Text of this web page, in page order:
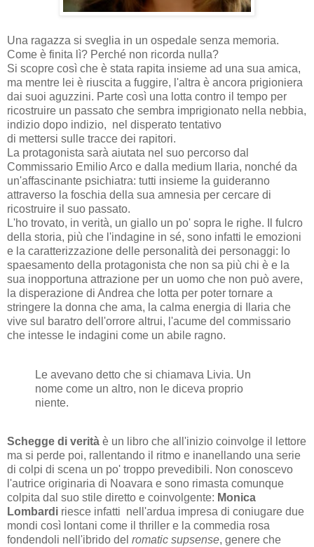
Una ragazza si sveglia in un ospedale senza memoria.
Come è finita lì? Perché non ricorda nulla?
Si scopre così che è stata rapita insieme ad una sua amica,
ma mentre lei è riuscita a fuggire, l'altra è ancora prigioniera
dai suoi aguzzini. Parte così una lotta contro il tempo per
ricostruire un passato che sembra imprigionato nella nebbia,
indizio dopo indizio, nel disperato tentativo
di mettersi sulle tracce dei rapitori.
La protagonista sarà aiutata nel suo percorso dal
Commissario Emilio Arco e dalla medium Ilaria, nonché da
un'affascinante psichiatra: tutti insieme la guideranno
attraverso la foschia della sua amnesia per cercare di
ricostruire il suo passato.
L'ho trovato, in verità, un giallo un po' sopra le righe. Il fulcro
della storia, più che l'indagine in sé, sono infatti le emozioni
e la caratterizzazione delle personalità dei personaggi: lo
spaesamento della protagonista che non sa più chi è e la
sua inopportuna attrazione per un uomo che non può avere,
la disperazione di Andrea che lotta per poter tornare a
stringere la donna che ama, la calma energia di Ilaria che
vive sul baratro dell'orrore altrui, l'acume del commissario
che intesse le indagini come un abile ragno.
Le avevano detto che si chiamava Livia. Un
nome come un altro, non le diceva proprio
niente.
Schegge di verità è un libro che all'inizio coinvolge il lettore
ma si perde poi, rallentando il ritmo e inanellando una serie
di colpi di scena un po' troppo prevedibili. Non conoscevo
l'autrice originaria di Noavara e sono rimasta comunque
colpita dal suo stile diretto e coinvolgente: Monica
Lombardi riesce infatti nell'ardua impresa di coniugare due
mondi così lontani come il thriller e la commedia rosa
fondendoli nell'ibrido del romatic supsense, genere che